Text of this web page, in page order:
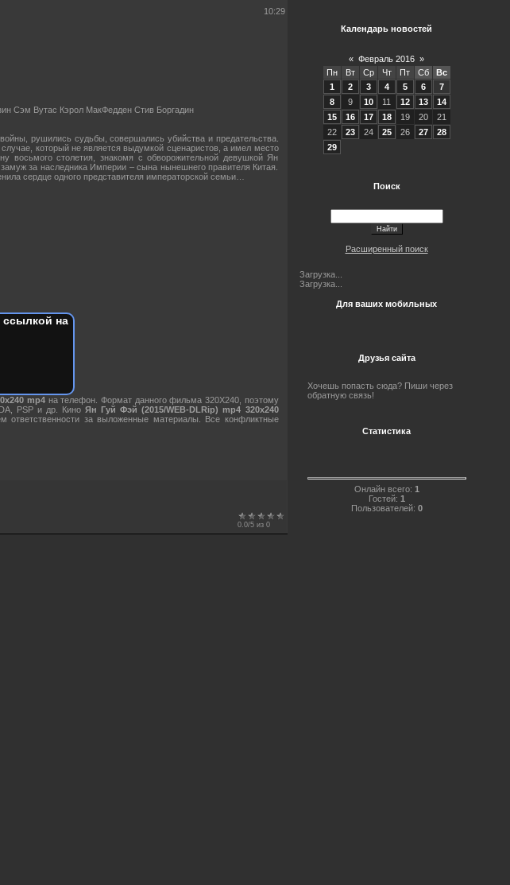
10:29
Сэм Вутас Кэрол МакФедден Стив Боргадин
рушились судьбы, совершались убийства и предательства.
который не является выдумкой сценаристов, а имел место
восьмого столетия, знакомя с обворожительной девушкой Ян
за наследника Империи – сына нынешнего правителя Китая.
сердце одного представителя императорской семьи…
на
mp4на телефон. Формат данного фильма 320X240, поэтому
PSP и др. Кино Ян Гуй Фэй (2015/WEB-DLRip) mp4 320х240
за выложенные материалы. Все конфликтные
0.0/5из 0
Календарь новостей
« Февраль 2016 »
Пн
Вт Ср Чт Пт Сб
Вс
1
2 3 4 5 6
7
8
9 10 11 12 13
14
15
16 17 18 19 20
21
22
23 24 25 26 27
28
29
Поиск
Расширенный поиск
Загрузка...
Загрузка...
Для ваших мобильных
Друзья сайта
Хочешь попасть сюда? Пиши через
обратную связь!
Статистика
Онлайн всего: 1
Гостей: 1
Пользователей: 0